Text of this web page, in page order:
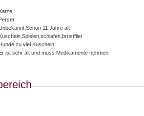
11 Jahre alt
viel Kuscheln,
ist sehr alt und muss Medikamente nehmen.